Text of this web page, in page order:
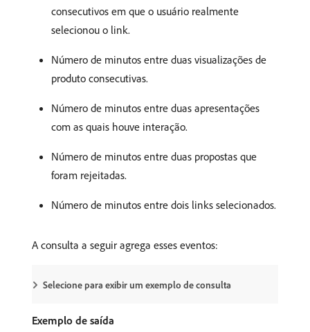
consecutivos em que o usuário realmente
selecionou o link.
Número de minutos entre duas visualizações de
produto consecutivas.
Número de minutos entre duas apresentações
com as quais houve interação.
Número de minutos entre duas propostas que
foram rejeitadas.
Número de minutos entre dois links selecionados.
A consulta a seguir agrega esses eventos:
Selecione para exibir um exemplo de consulta
Exemplo de saída